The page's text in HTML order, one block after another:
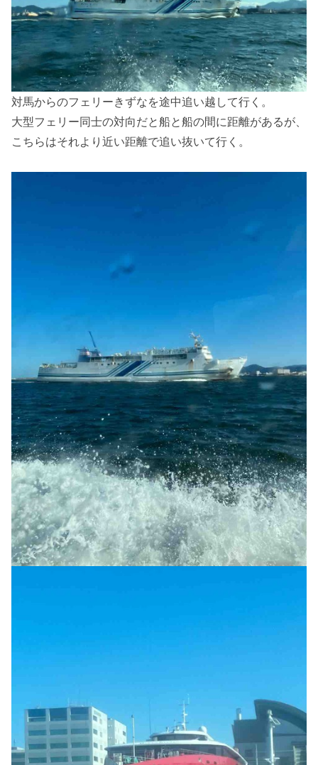
対馬からのフェリーきずなを途中追い越して行く。
大型フェリー同士の対向だと船と船の間に距離があるが、
こちらはそれより近い距離で追い抜いて行く。